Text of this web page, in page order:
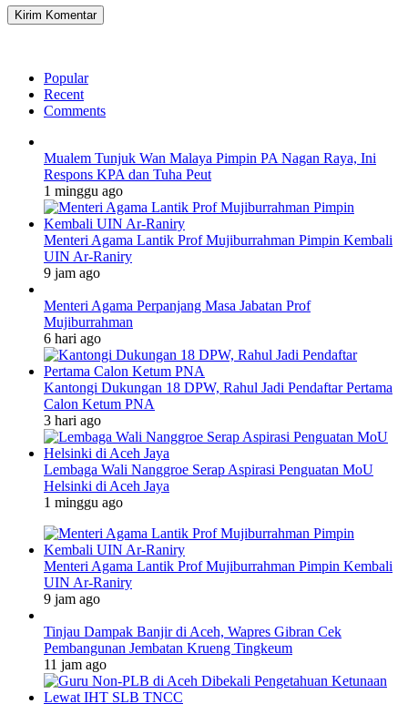
Popular
Recent
Comments
Mualem Tunjuk Wan Malaya Pimpin PA Nagan Raya, Ini
Respons KPA dan Tuha Peut
1 minggu ago
Menteri Agama Lantik Prof Mujiburrahman Pimpin Kembali
UIN Ar-Raniry
9 jam ago
Menteri Agama Perpanjang Masa Jabatan Prof
Mujiburrahman
6 hari ago
Kantongi Dukungan 18 DPW, Rahul Jadi Pendaftar Pertama
Calon Ketum PNA
3 hari ago
Lembaga Wali Nanggroe Serap Aspirasi Penguatan MoU
Helsinki di Aceh Jaya
1 minggu ago
Menteri Agama Lantik Prof Mujiburrahman Pimpin Kembali
UIN Ar-Raniry
9 jam ago
Tinjau Dampak Banjir di Aceh, Wapres Gibran Cek
Pembangunan Jembatan Krueng Tingkeum
11 jam ago